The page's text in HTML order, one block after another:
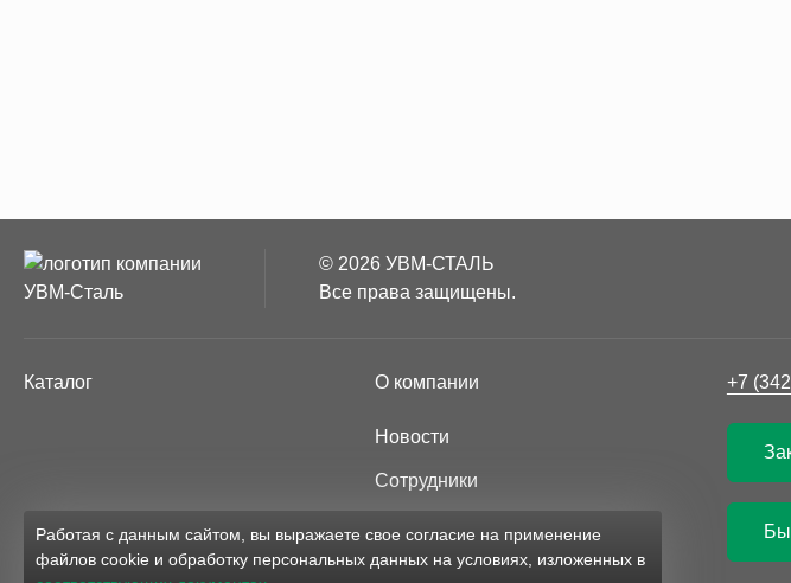
© 2026 УВМ-СТАЛЬ
Все права защищены.
Каталог О компании
Новости
Сотрудники
Карта сайта
+7
Работая с данным сайтом, вы выражаете свое согласие на применение
файлов cookie и обработку персональных данных на условиях, изложенных в